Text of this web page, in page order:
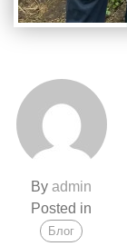
Byadmin
Posted in
Блог